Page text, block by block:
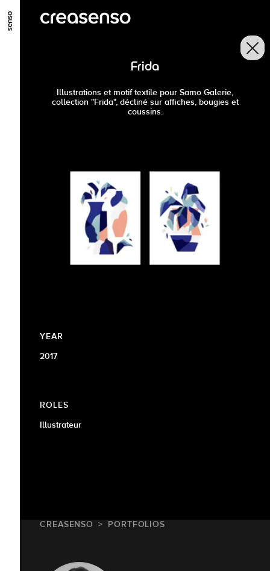
GO TO MAIN CONTENT
Frida
Illustrations et motif textile pour Samo Galerie,
collection "Frida", décliné sur affiches, bougies et
coussins.
YEAR
2017
ROLES
Illustrateur
CREASENSO PORTFOLIOS